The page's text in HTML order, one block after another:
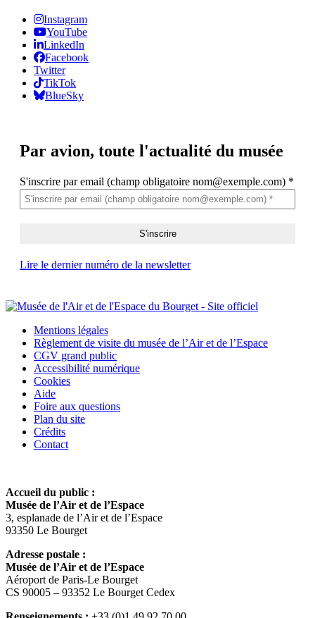
Instagram
YouTube
LinkedIn
Facebook
Twitter
TikTok
BlueSky
Par avion, toute l'actualité du musée
S'inscrire par email (champ obligatoire nom@exemple.com) *
Lire le dernier numéro de la newsletter
Mentions légales
Règlement de visite du musée de l’Air et de l’Espace
CGV grand public
Accessibilité numérique
Cookies
Aide
Foire aux questions
Plan du site
Crédits
Contact
Accueil du public :
Musée de l’Air et de l’Espace
3, esplanade de l’Air et de l’Espace
93350 Le Bourget
Adresse postale :
Musée de l’Air et de l’Espace
Aéroport de Paris-Le Bourget
CS 90005 – 93352 Le Bourget Cedex